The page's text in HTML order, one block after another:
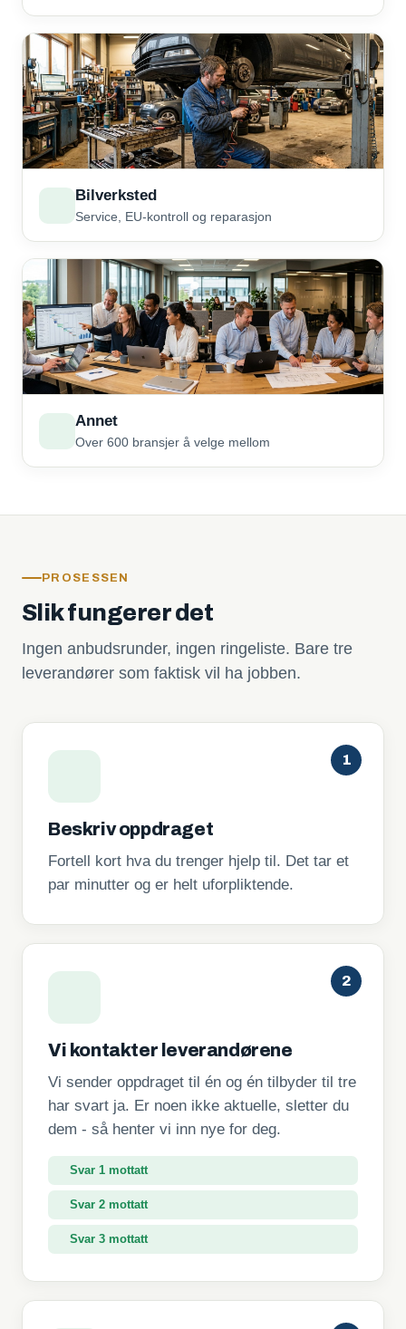
Bilverksted
Service, EU-kontroll og reparasjon
Annet
Over 600 bransjer å velge mellom
PROSESSEN
Slik fungerer det
Ingen anbudsrunder, ingen ringeliste. Bare tre
leverandører som faktisk vil ha jobben.
1
Beskriv oppdraget
Fortell kort hva du trenger hjelp til. Det tar et
par minutter og er helt uforpliktende.
2
Vi kontakter leverandørene
Vi sender oppdraget til én og én tilbyder til tre
har svart ja. Er noen ikke aktuelle, sletter du
dem - så henter vi inn nye for deg.
Svar 1 mottatt
Svar 2 mottatt
Svar 3 mottatt